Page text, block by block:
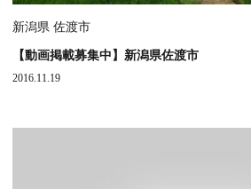
新潟県 佐渡市
【動画掲載募集中】新潟県佐渡市
2016.11.19